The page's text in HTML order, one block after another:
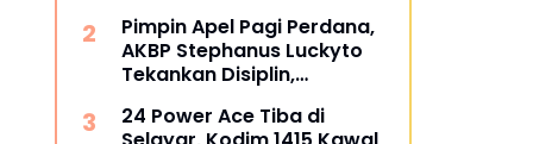
ini daftarnya
Pimpin Apel Pagi Perdana,
AKBP Stephanus Luckyto
Tekankan Disiplin,
terhadap Organisasi
24 Power Ace Tiba di